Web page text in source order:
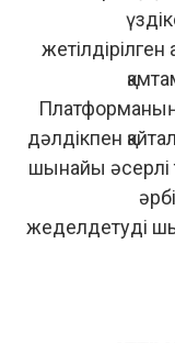
дәлдікпен
шынайы әсерлі
жеделдетуді